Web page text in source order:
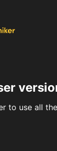
to use all